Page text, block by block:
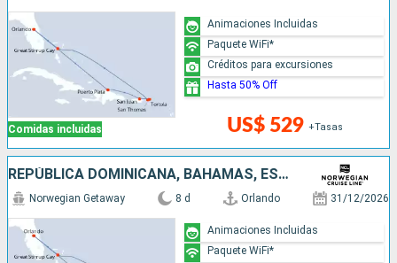
Comidas incluidas US$ 529 +Tasas
Animaciones Incluidas
Paquete WiFi*
Créditos para excursiones
Hasta 50% Off
REPÚBLICA DOMINICANA, BAHAMAS, ESTADOS UNIDOS
Norwegian Getaway 8 d Orlando 31/12/2026
Animaciones Incluidas
Paquete WiFi*